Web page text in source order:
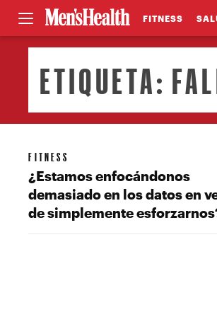
FITNESS
ETIQUETA:
FITNESS
¿Estamos enfocándonos
demasiado en los datos en
de simplemente